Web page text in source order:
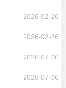
2026-02-26
2026-02-26
2026-07-06
2026-07-06